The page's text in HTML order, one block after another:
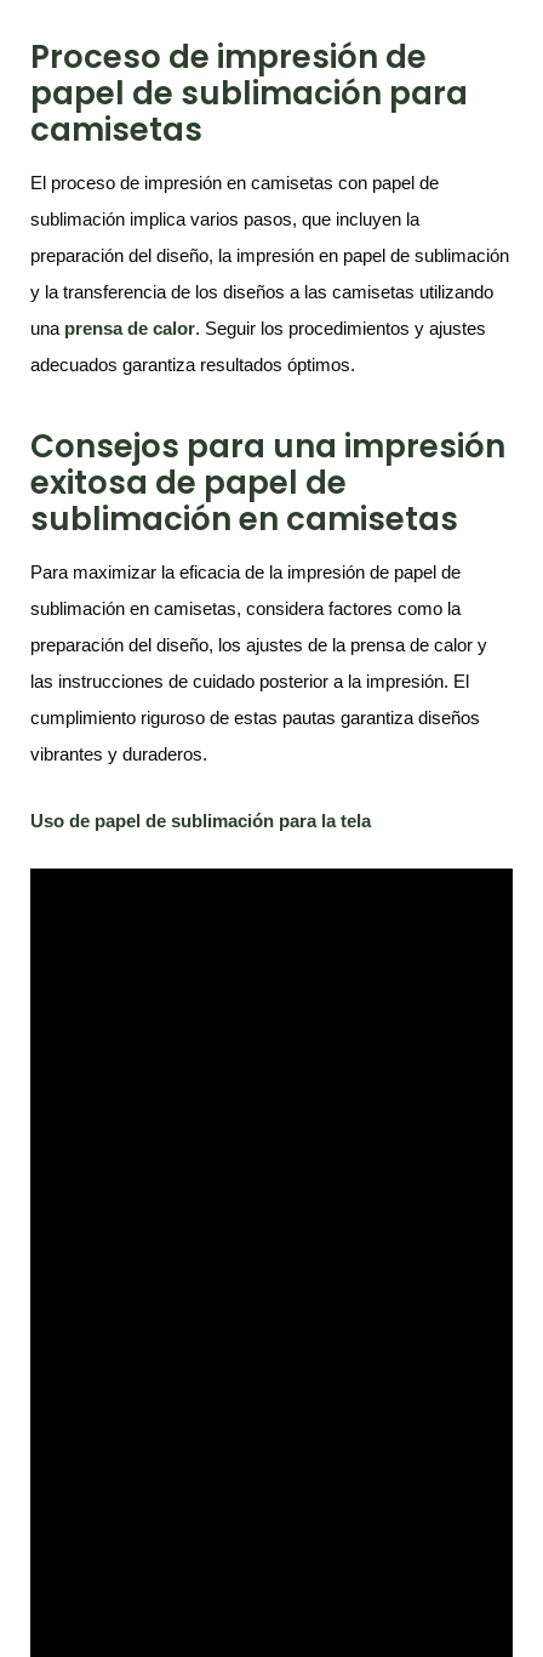
Proceso de impresión de
papel de sublimación para
camisetas
El proceso de impresión en camisetas con papel de
sublimación implica varios pasos, que incluyen la
preparación del diseño, la impresión en papel de sublimación
y la transferencia de los diseños a las camisetas utilizando
una prensa de calor. Seguir los procedimientos y ajustes
adecuados garantiza resultados óptimos.
Consejos para una impresión
exitosa de papel de
sublimación en camisetas
Para maximizar la eficacia de la impresión de papel de
sublimación en camisetas, considera factores como la
preparación del diseño, los ajustes de la prensa de calor y
las instrucciones de cuidado posterior a la impresión. El
cumplimiento riguroso de estas pautas garantiza diseños
vibrantes y duraderos.
Uso de papel de sublimación para la tela